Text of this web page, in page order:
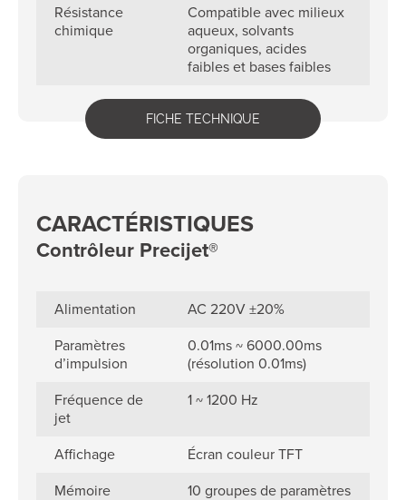
Résistance
chimique
Compatible avec milieux
aqueux, solvants
organiques, acides
faibles et bases faibles
FICHE TECHNIQUE
CARACTÉRISTIQUES
Contrôleur Precijet®
Alimentation
AC 220V ±20%
Paramètres
d’impulsion
0.01ms ~ 6000.00ms
(résolution 0.01ms)
Fréquence de
jet
1 ~ 1200 Hz
Affichage
Écran couleur TFT
Mémoire
10 groupes de paramètres